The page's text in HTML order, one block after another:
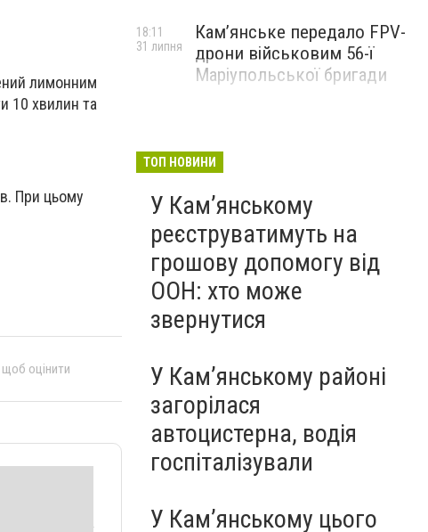
лимонним
10 хвилин та
При цьому
щоб оцінити
Кам’янське передало FPV-
дрони військовим 56-ї
Маріупольської бригади
18:11
31 липня
ТОП НОВИНИ
У Кам’янському
реєструватимуть на
грошову допомогу від
ООН: хто може
звернутися
У Кам’янському районі
загорілася
автоцистерна, водія
госпіталізували
У Кам’янському цього